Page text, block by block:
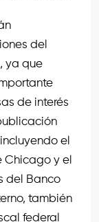
del
ya que
de interés
el
Chicago y el
del Banco
también
federal